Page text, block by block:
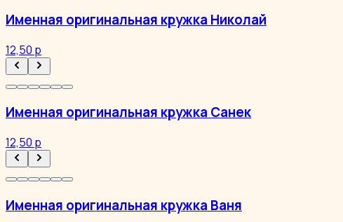
Именная оригинальная кружка Николай
12,50 р
Именная оригинальная кружка Санек
12,50 р
Именная оригинальная кружка Ваня